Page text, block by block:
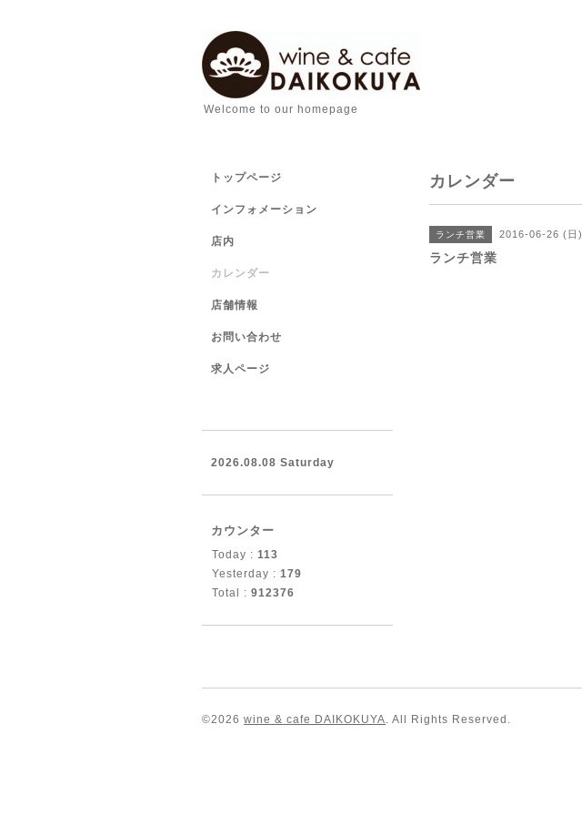
Welcome to our homepage
カレンダー
ランチ営業 2016-06-26 (日)
ランチ営業
トップページ
インフォメーション
店内
カレンダー
店舗情報
お問い合わせ
求人ページ
2026.08.08 Saturday
カウンター
Today : 113
Yesterday : 179
Total : 912376
©2026 wine & cafe DAIKOKUYA. All Rights Reserved.